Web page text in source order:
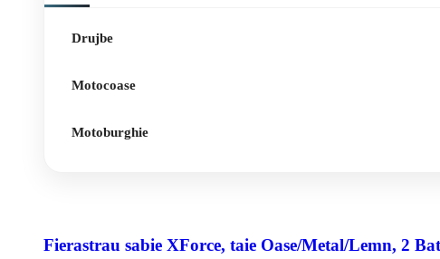
Drujbe
Motocoase
Motoburghie
Fierastrau sabie XForce, taie Oase/Metal/Lemn, 2